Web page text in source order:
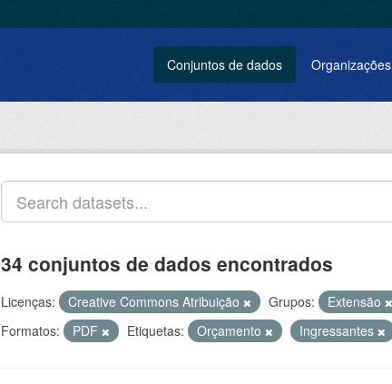
Conjuntos de dados Organizações
34 conjuntos de dados encontrados
Licenças: Creative Commons Atribuição Grupos:
Extensão
Formatos:
PDF Etiquetas: Orçamento Ingressantes